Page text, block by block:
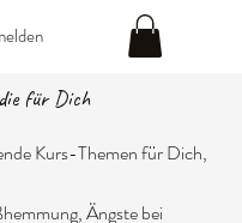
für Dich
Kurs-Themen für Dich,
Ängste bei